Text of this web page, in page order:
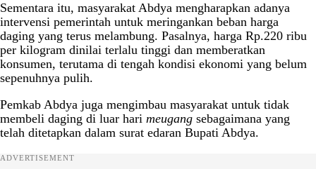
Sementara itu, masyarakat Abdya mengharapkan adanya
intervensi pemerintah untuk meringankan beban harga
daging yang terus melambung. Pasalnya, harga Rp.220 ribu
per kilogram dinilai terlalu tinggi dan memberatkan
konsumen, terutama di tengah kondisi ekonomi yang belum
sepenuhnya pulih.
Pemkab Abdya juga mengimbau masyarakat untuk tidak
membeli daging di luar hari meugang sebagaimana yang
telah ditetapkan dalam surat edaran Bupati Abdya.
ADVERTISEMENT